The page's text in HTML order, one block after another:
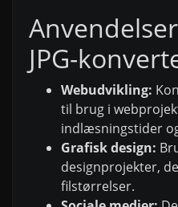
JPG-
Webudvikling:
til brug i
indlæsningstider
Grafisk design:
designprojekter,
filstørrelser.